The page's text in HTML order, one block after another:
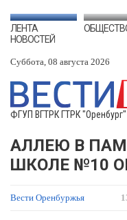
ЛЕНТА
НОВОСТЕЙ
Суббота, 08 августа 2026
ФГУП ВГТРК ГТРК "Оренбург"
АЛЛЕЮ В
ШКОЛЕ №10
Вести Оренбуржья